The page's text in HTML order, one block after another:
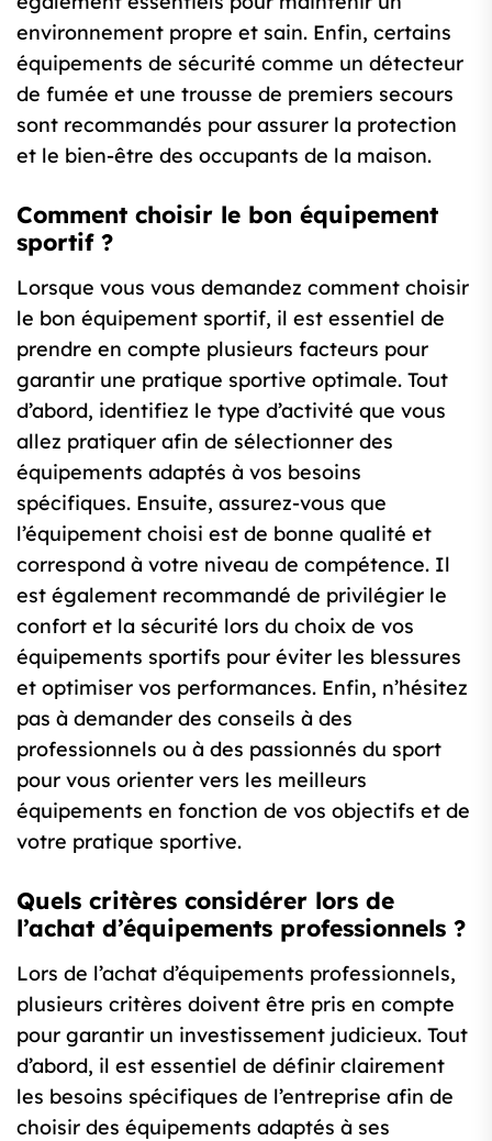
environnement propre et sain. Enfin, certains
équipements de sécurité comme un détecteur
de fumée et une trousse de premiers secours
sont recommandés pour assurer la protection
et le bien-être des occupants de la maison.
Comment choisir le bon équipement
sportif ?
Lorsque vous vous demandez comment choisir
le bon équipement sportif, il est essentiel de
prendre en compte plusieurs facteurs pour
garantir une pratique sportive optimale. Tout
d’abord, identifiez le type d’activité que vous
allez pratiquer afin de sélectionner des
équipements adaptés à vos besoins
spécifiques. Ensuite, assurez-vous que
l’équipement choisi est de bonne qualité et
correspond à votre niveau de compétence. Il
est également recommandé de privilégier le
confort et la sécurité lors du choix de vos
équipements sportifs pour éviter les blessures
et optimiser vos performances. Enfin, n’hésitez
pas à demander des conseils à des
professionnels ou à des passionnés du sport
pour vous orienter vers les meilleurs
équipements en fonction de vos objectifs et de
votre pratique sportive.
Quels critères considérer lors de
l’achat d’équipements professionnels ?
Lors de l’achat d’équipements professionnels,
plusieurs critères doivent être pris en compte
pour garantir un investissement judicieux. Tout
d’abord, il est essentiel de définir clairement
les besoins spécifiques de l’entreprise afin de
choisir des équipements adaptés à ses